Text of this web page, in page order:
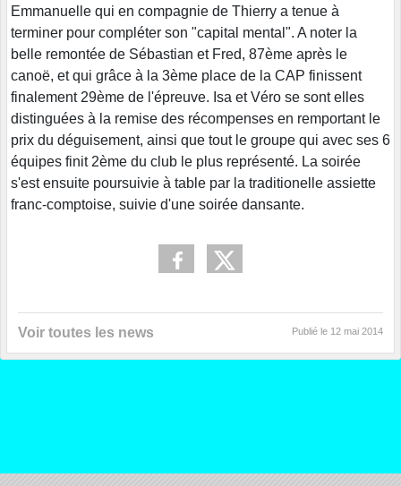
Emmanuelle qui en compagnie de Thierry a tenue à
terminer pour compléter son "capital mental". A noter la
belle remontée de Sébastian et Fred, 87ème après le
canoë, et qui grâce à la 3ème place de la CAP finissent
finalement 29ème de l'épreuve. Isa et Véro se sont elles
distinguées à la remise des récompenses en remportant le
prix du déguisement, ainsi que tout le groupe qui avec ses 6
équipes finit 2ème du club le plus représenté. La soirée
s'est ensuite poursuivie à table par la traditionelle assiette
franc-comptoise, suivie d'une soirée dansante.
Voir toutes les news Publié le 12 mai 2014